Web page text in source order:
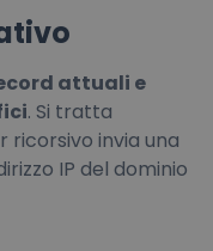
attuali e
. Si tratta
ricorsivo invia una
IP del dominio